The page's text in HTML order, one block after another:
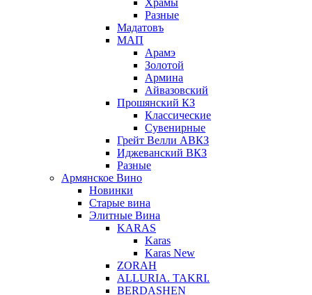
Храмы
Разные
Мадатовъ
МАП
Арамэ
Золотой
Армина
Айвазовский
Прошянский КЗ
Классические
Сувенирные
Грейт Велли АВКЗ
Иджеванский ВКЗ
Разные
Армянское Вино
Новинки
Старые вина
Элитные Вина
KARAS
Karas
Karas New
ZORAH
ALLURIA. TAKRI.
BERDASHEN